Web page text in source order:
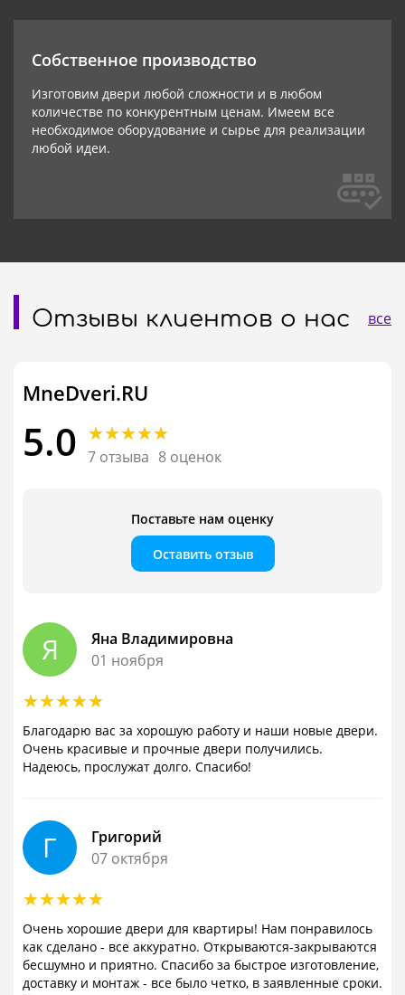
Собственное производство
Изготовим двери любой сложности и в любом
количестве по конкурентным ценам. Имеем все
необходимое оборудование и сырье для реализации
любой идеи.
Отзывы клиентов о нас все
MneDveri.RU
5.0 7 отзыва 8 оценок
Поставьте нам оценку
Оставить отзыв
Я
Яна Владимировна
01 ноября
Благодарю вас за хорошую работу и наши новые двери.
Очень красивые и прочные двери получились.
Надеюсь, прослужат долго. Спасибо!
Г
Григорий
07 октября
Очень хорошие двери для квартиры! Нам понравилось
как сделано - все аккуратно. Открываются-закрываются
бесшумно и приятно. Спасибо за быстрое изготовление,
доставку и монтаж - все было четко, в заявленные сроки.